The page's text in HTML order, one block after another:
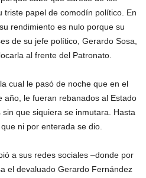
triste papel de comodín político. En
rendimiento es nulo porque su
de su jefe político, Gerardo Sosa,
al frente del Patronato.
cual le pasó de noche que en el
año, le fueran rebanados al Estado
que siquiera se inmutara. Hasta
ni por enterada se dio.
a sus redes sociales –donde por
el devaluado Gerardo Fernández